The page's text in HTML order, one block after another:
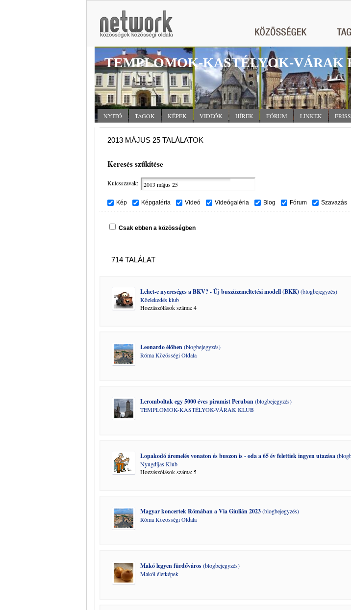
TEMPLOMOK-KASTÉLYOK-VÁRAK
NYITÓ TAGOK KÉPEK VIDEÓK HÍREK FÓRUM LINKEK FRISS
2013 MÁJUS 25 TALÁLATOK
Keresés szűkítése
Kulcsszavak:
Kép Képgaléria Videó Videógaléria Blog Fórum Szavazás
Csak ebben a közösségben
714 TALÁLAT
Lehet-e nyereséges a BKV? - Új buszüzemeltetési modell (BKK)(blogbejegyzés)
Közlekedés klub
Hozzászólások száma: 4
Leonardo élőben(blogbejegyzés)
Róma Közösségi Oldala
Leromboltak egy 5000 éves piramist Peruban(blogbejegyzés)
TEMPLOMOK-KASTÉLYOK-VÁRAK KLUB
Lopakodó áremelés vonaton és buszon is - oda a 65 év felettiek ingyen utazása
Nyugdíjas Klub
Hozzászólások száma: 5
Magyar koncertek Rómában a Via Giulián 2023(blogbejegyzés)
Róma Közösségi Oldala
Makó legyen fürdőváros(blogbejegyzés)
Makói életképek